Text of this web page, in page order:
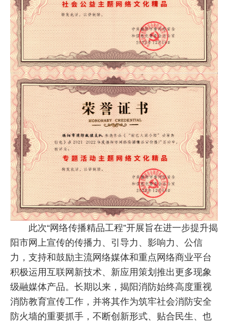
此次“网络传播精品工程”开展旨在进一步提升揭
阳市网上宣传的传播力、引导力、影响力、公信
力，支持和鼓励主流网络媒体和重点网络商业平台
积极运用互联网新技术、新应用策划推出更多现象
级融媒体产品。长期以来，揭阳消防始终高度重视
消防教育宣传工作，并将其作为筑牢社会消防安全
防火墙的重要抓手，不断创新形式、贴合民生、也